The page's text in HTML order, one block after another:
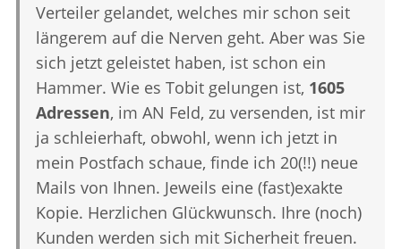
Verteiler gelandet, welches mir schon seit
längerem auf die Nerven geht. Aber was Sie
sich jetzt geleistet haben, ist schon ein
Hammer. Wie es Tobit gelungen ist, 1605
Adressen, im AN Feld, zu versenden, ist mir
ja schleierhaft, obwohl, wenn ich jetzt in
mein Postfach schaue, finde ich 20(!!) neue
Mails von Ihnen. Jeweils eine (fast)exakte
Kopie. Herzlichen Glückwunsch. Ihre (noch)
Kunden werden sich mit Sicherheit freuen.